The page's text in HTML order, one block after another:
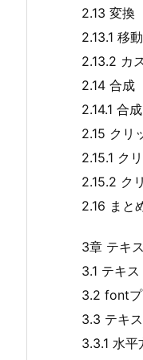
2.13 変換
2.13.1 移
2.13.2 カ
2.14 合成
2.14.1 合
2.15 クリ
2.15.1 ク
2.15.2 ク
2.16 まと
3章 テキ
3.1 テキ
3.2 fontプ
3.3 テキ
3.3.1 水平